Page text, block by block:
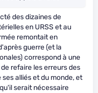
des dizaines de
en URSS et au
remontait en
guerre (et la
correspond à une
refaire les erreurs des
alliés et du monde, et
serait nécessaire